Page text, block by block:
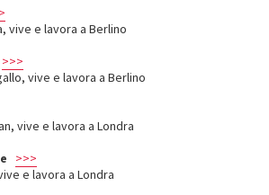
vive e lavora a Berlino
>>>
vive e lavora a Berlino
vive e lavora a Londra
>>>
e lavora a Londra